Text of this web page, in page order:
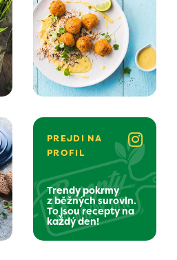
PREJDI NA
PROFIL
Trendy pokrmy
z běžných surovin.
To jsou recepty na
každý den!